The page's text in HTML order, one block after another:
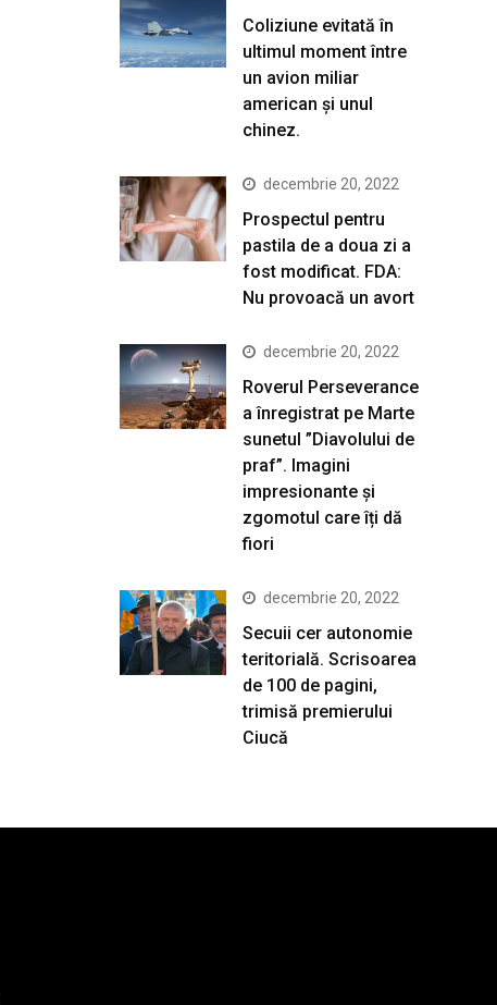
Coliziune evitată în
ultimul moment între
un avion miliar
american şi unul
chinez.
decembrie 20, 2022
Prospectul pentru
pastila de a doua zi a
fost modificat. FDA:
Nu provoacă un avort
decembrie 20, 2022
Roverul Perseverance
a înregistrat pe Marte
sunetul ”Diavolului de
praf”. Imagini
impresionante și
zgomotul care îți dă
fiori
decembrie 20, 2022
Secuii cer autonomie
teritorială. Scrisoarea
de 100 de pagini,
trimisă premierului
Ciucă